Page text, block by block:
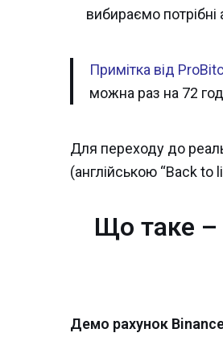
вибираємо
Примітка від
можна раз на 72
Для переходу до
(англійською “Back to
Що таке –
Демо рахунок